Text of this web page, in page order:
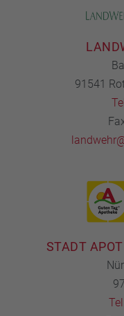
91541
STADT